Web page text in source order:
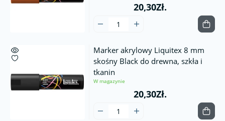
20,30Zł.
Marker akrylowy Liquitex 8 mm
skośny Black do drewna, szkła i
tkanin
W magazynie
20,30Zł.